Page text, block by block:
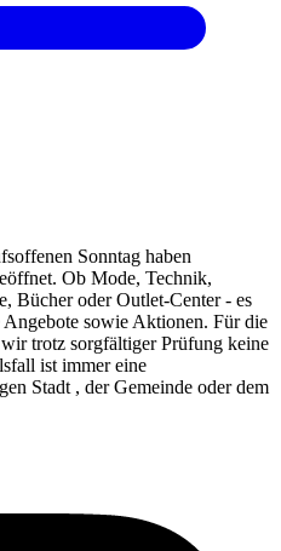
Sonntag haben
Ob Mode, Technik,
Bücher oder Outlet-Center - es
sowie Aktionen. Für die
trotz sorgfältiger Prüfung keine
ist immer eine
Stadt , der Gemeinde oder dem